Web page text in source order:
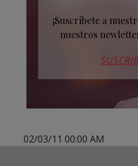
¡Suscríbete a
nuestros
02/03/11 00:00 AM